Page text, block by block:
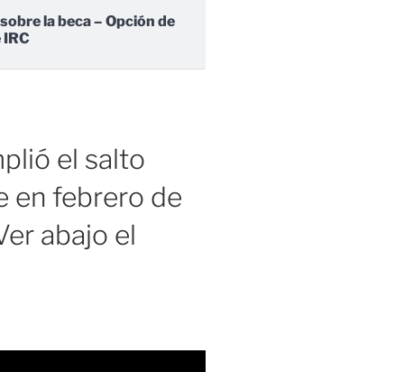
la beca – Opción de
el salto
en febrero de
abajo el